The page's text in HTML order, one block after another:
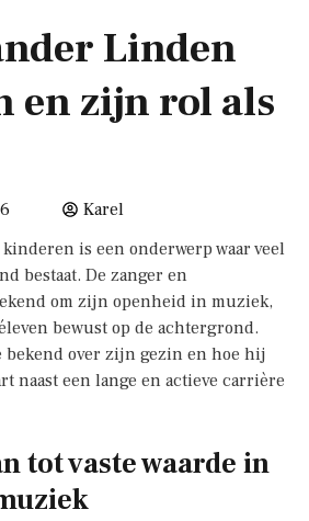
Linden
en zijn rol als
Karel
is een onderwerp waar veel
bestaat. De zanger en
om zijn openheid in muziek,
bewust op de achtergrond.
bekend over zijn gezin en hoe hij
naast een lange en actieve carrière
tot vaste waarde in